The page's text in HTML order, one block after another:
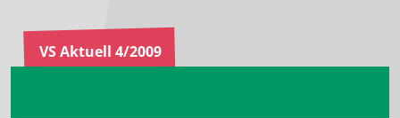
VS Aktuell 4/2009